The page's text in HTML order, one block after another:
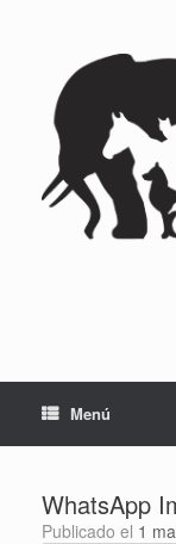
Menú
WhatsApp
Publicado el 1